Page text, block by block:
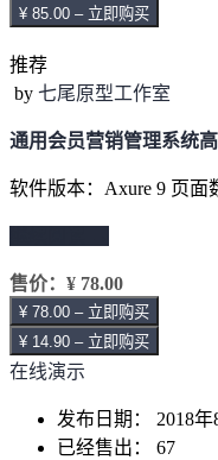
¥ 85.00 – 立即购买
推荐
by 七尾原型工作室
通用会员营销管理系统
软件版本：Axure 9 页
售价： ¥ 78.00
¥ 78.00 – 立即购买
¥ 14.90 – 立即购买
在线演示
发布日期：
2018年
已经售出：
67